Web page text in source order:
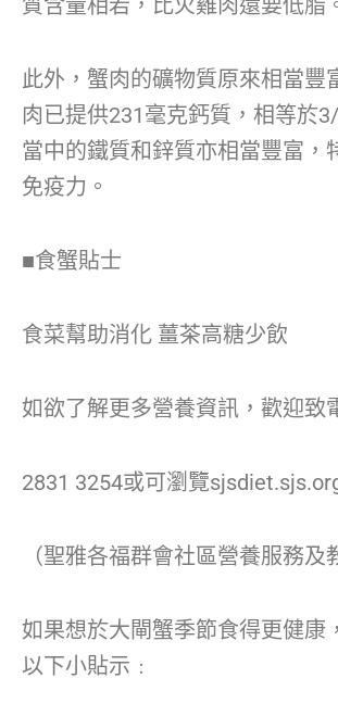
此外，蟹肉的礦物質原來相當豐
肉已提供231毫克鈣質，相等於
當中的鐵質和鋅質亦相當豐富，
免疫力。
■食蟹貼士
食菜幫助消化 薑茶高糖少飲
如欲了解更多營養資訊，歡迎致
2831 3254或可瀏覽
（聖雅各福群會社區營養服務及
如果想於大閘蟹季節食得更健康
以下小貼示﹕